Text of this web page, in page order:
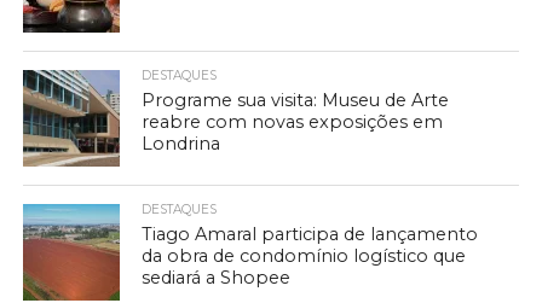
DESTAQUES
Programe sua visita: Museu de Arte
reabre com novas exposições em
Londrina
DESTAQUES
Tiago Amaral participa de lançamento
da obra de condomínio logístico que
sediará a Shopee